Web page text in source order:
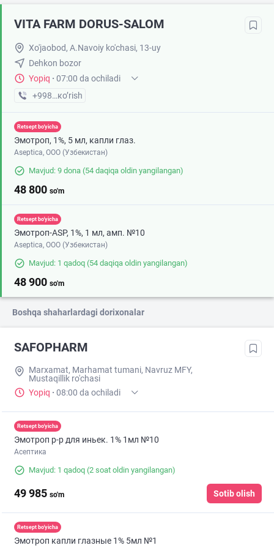
VITA FARM DORUS-SALOM
Xo'jaobod, A.Navoiy ko'chasi, 13-uy
Dehkon bozor
Yopiq · 07:00 da ochiladi
+998 (90) XXX-XX-XX
кo’rish
Retsept bo'yicha
Эмотроп, 1%, 5 мл, капли глаз.
Aseptica, ООО (Узбекистан)
Mavjud: 9 dona (54 daqiqa oldin yangilangan)
48 800 so'm
Retsept bo'yicha
Эмотроп-ASР, 1%, 1 мл, амп. №10
Aseptica, ООО (Узбекистан)
Mavjud: 1 qadoq (54 daqiqa oldin yangilangan)
48 900 so'm
Boshqa shaharlardagi dorixonalar
SAFOPHARM
Marxamat, Marhamat tumani, Navruz MFY,
Mustaqillik ro'chasi
Yopiq · 08:00 da ochiladi
Retsept bo'yicha
Эмотроп р-р для иньек. 1% 1мл №10
Асептика
Mavjud: 1 qadoq (2 soat oldin yangilangan)
49 985 so'm Sotib olish
Retsept bo'yicha
Эмотроп капли глазные 1% 5мл №1